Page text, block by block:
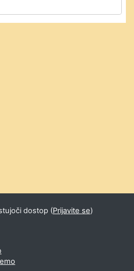
dostop (Prijavite se)